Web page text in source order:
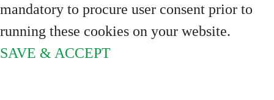
mandatory to procure user consent prior to
running these cookies on your website.
SAVE & ACCEPT